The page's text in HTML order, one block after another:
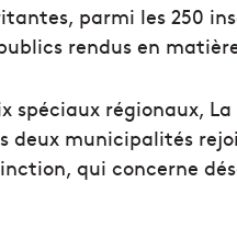
parmi les 250
rendus en
régionaux,
deux municipalités
qui concerne